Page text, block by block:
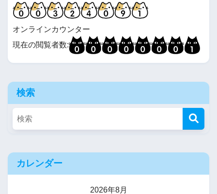
オンラインカウンター
現在の閲覧者数:
検索
カレンダー
2026年8月